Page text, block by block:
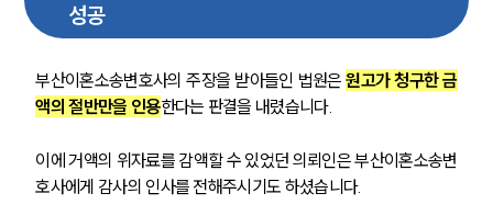
성공
부산이혼소송변호사의 주장을 받아들인 법원은 원고가 청구한 금
액의 절반만을 인용한다는 판결을 내렸습니다.
이에 거액의 위자료를 감액할 수 있었던 의뢰인은 부산이혼소송변
호사에게 감사의 인사를 전해주시기도 하셨습니다.